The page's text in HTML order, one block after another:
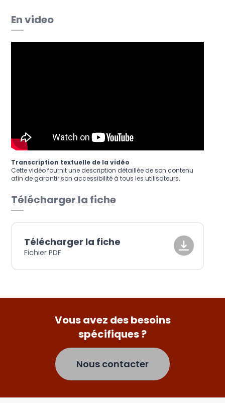
En video
Transcription textuelle de la vidéo
Cette vidéo fournit une description détaillée de son contenu
afin de garantir son accessibilité à tous les utilisateurs.
Télécharger la fiche
Télécharger la fiche
Fichier PDF
Vous avez des besoins
spécifiques ?
Nous contacter